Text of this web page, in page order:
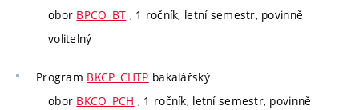
obor BPCO_BT , 1 ročník, letní semestr, povinně
volitelný
Program BKCP_CHTP bakalářský
obor BKCO_PCH , 1 ročník, letní semestr, povinně